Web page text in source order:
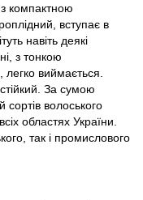
компактною
вступає в
навіть деякі
з тонкою
виймається.
За сумою
волоського
областях України.
так і промислового